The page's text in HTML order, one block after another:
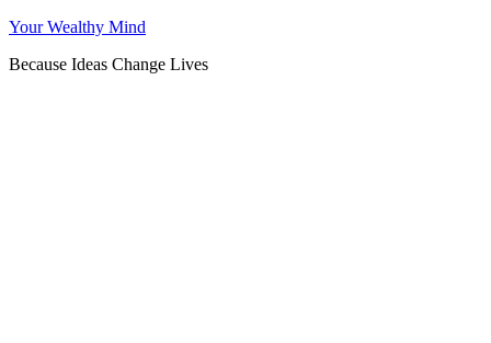
Your Wealthy Mind
Because Ideas Change Lives